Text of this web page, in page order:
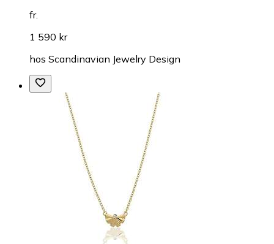
fr.
1 590 kr
hos Scandinavian Jewelry Design